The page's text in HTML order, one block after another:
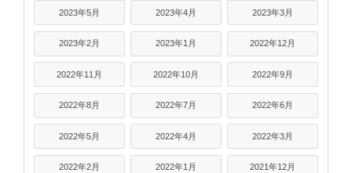
2023年5月 2023年4月 2023年3月
2023年2月 2023年1月 2022年12月
2022年11月 2022年10月 2022年9月
2022年8月 2022年7月 2022年6月
2022年5月 2022年4月 2022年3月
2022年2月 2022年1月 2021年12月